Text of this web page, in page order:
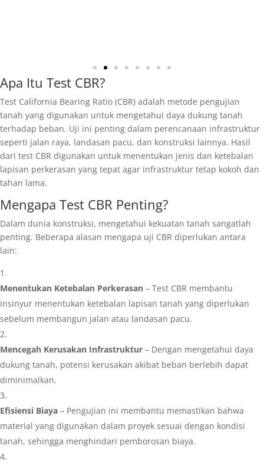
Apa Itu Test CBR?
Test California Bearing Ratio (CBR) adalah metode pengujian
tanah yang digunakan untuk mengetahui daya dukung tanah
terhadap beban. Uji ini penting dalam perencanaan infrastruktur
seperti jalan raya, landasan pacu, dan konstruksi lainnya. Hasil
dari test CBR digunakan untuk menentukan jenis dan ketebalan
lapisan perkerasan yang tepat agar infrastruktur tetap kokoh dan
tahan lama.
Mengapa Test CBR Penting?
Dalam dunia konstruksi, mengetahui kekuatan tanah sangatlah
penting. Beberapa alasan mengapa uji CBR diperlukan antara
lain:
Menentukan Ketebalan Perkerasan – Test CBR membantu
insinyur menentukan ketebalan lapisan tanah yang diperlukan
sebelum membangun jalan atau landasan pacu.
Mencegah Kerusakan Infrastruktur – Dengan mengetahui daya
dukung tanah, potensi kerusakan akibat beban berlebih dapat
diminimalkan.
Efisiensi Biaya – Pengujian ini membantu memastikan bahwa
material yang digunakan dalam proyek sesuai dengan kondisi
tanah, sehingga menghindari pemborosan biaya.